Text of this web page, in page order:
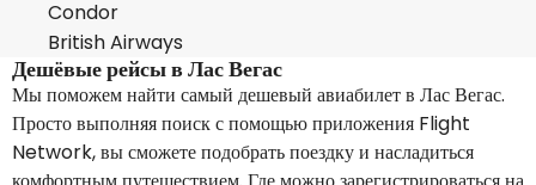
Condor
British Airways
Дешёвые рейсы в Лас Вегас
Мы поможем найти самый дешевый авиабилет в Лас Вегас.
Просто выполняя поиск с помощью приложения Flight
Network, вы сможете подобрать поездку и насладиться